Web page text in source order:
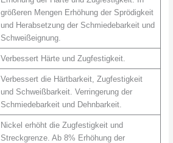
größeren Mengen Erhöhung der Sprödigkeit
und Herabsetzung der Schmiedebarkeit und
Schweißeignung.
Verbessert Härte und Zugfestigkeit.
Verbessert die Härtbarkeit, Zugfestigkeit
und Schweißbarkeit. Verringerung der
Schmiedebarkeit und Dehnbarkeit.
Nickel erhöht die Zugfestigkeit und
Streckgrenze. Ab 8% Erhöhung der